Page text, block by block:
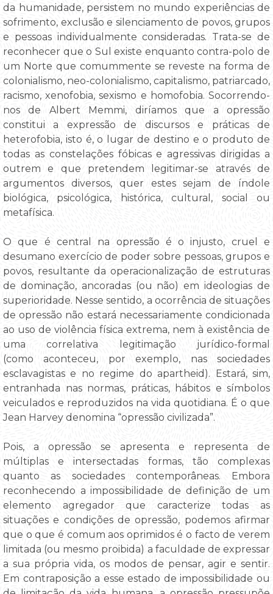
da humanidade, persistem no mundo experiências de
sofrimento, exclusão e silenciamento de povos, grupos
e pessoas individualmente consideradas. Trata-se de
reconhecer que o Sul existe enquanto contra-polo de
um Norte que comummente se reveste na forma de
colonialismo, neo-colonialismo, capitalismo, patriarcado,
racismo, xenofobia, sexismo e homofobia. Socorrendo-
nos de Albert Memmi, diríamos que a opressão
constitui a expressão de discursos e práticas de
heterofobia, isto é, o lugar de destino e o produto de
todas as constelações fóbicas e agressivas dirigidas a
outrem e que pretendem legitimar-se através de
argumentos diversos, quer estes sejam de índole
biológica, psicológica, histórica, cultural, social ou
metafísica.
O que é central na opressão é o injusto, cruel e
desumano exercício de poder sobre pessoas, grupos e
povos, resultante da operacionalização de estruturas
de dominação, ancoradas (ou não) em ideologias de
superioridade. Nesse sentido, a ocorrência de situações
de opressão não estará necessariamente condicionada
ao uso de violência física extrema, nem à existência de
uma correlativa legitimação jurídico-formal
(como aconteceu, por exemplo, nas sociedades
esclavagistas e no regime do apartheid). Estará, sim,
entranhada nas normas, práticas, hábitos e símbolos
veiculados e reproduzidos na vida quotidiana. É o que
Jean Harvey denomina “opressão civilizada”.
Pois, a opressão se apresenta e representa de
múltiplas e intersectadas formas, tão complexas
quanto as sociedades contemporâneas. Embora
reconhecendo a impossibilidade de definição de um
elemento agregador que caracterize todas as
situações e condições de opressão, podemos afirmar
que o que é comum aos oprimidos é o facto de verem
limitada (ou mesmo proibida) a faculdade de expressar
a sua própria vida, os modos de pensar, agir e sentir.
Em contraposição a esse estado de impossibilidade ou